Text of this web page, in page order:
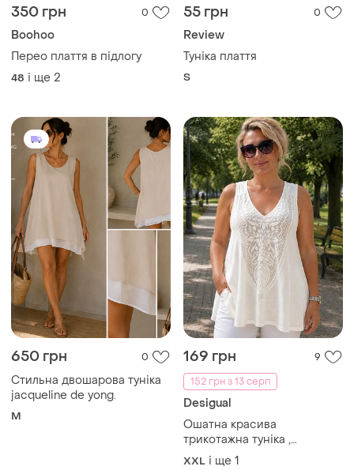
350 грн 0
Boohoo
Перео плаття в підлогу
48 і ще 2
55 грн 0
Review
Туніка плаття
S
650 грн 0
Стильна двошарова туніка
jacqueline de yong.
M
169 грн
9
152 грн з 13 серп
Desigual
Ошатна красива
трикотажна туніка ,
оздоблена орнаментом,
XXL і ще 1